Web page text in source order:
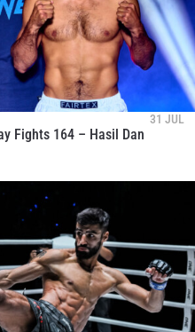
31 JUL
Fights 164 – Hasil Dan